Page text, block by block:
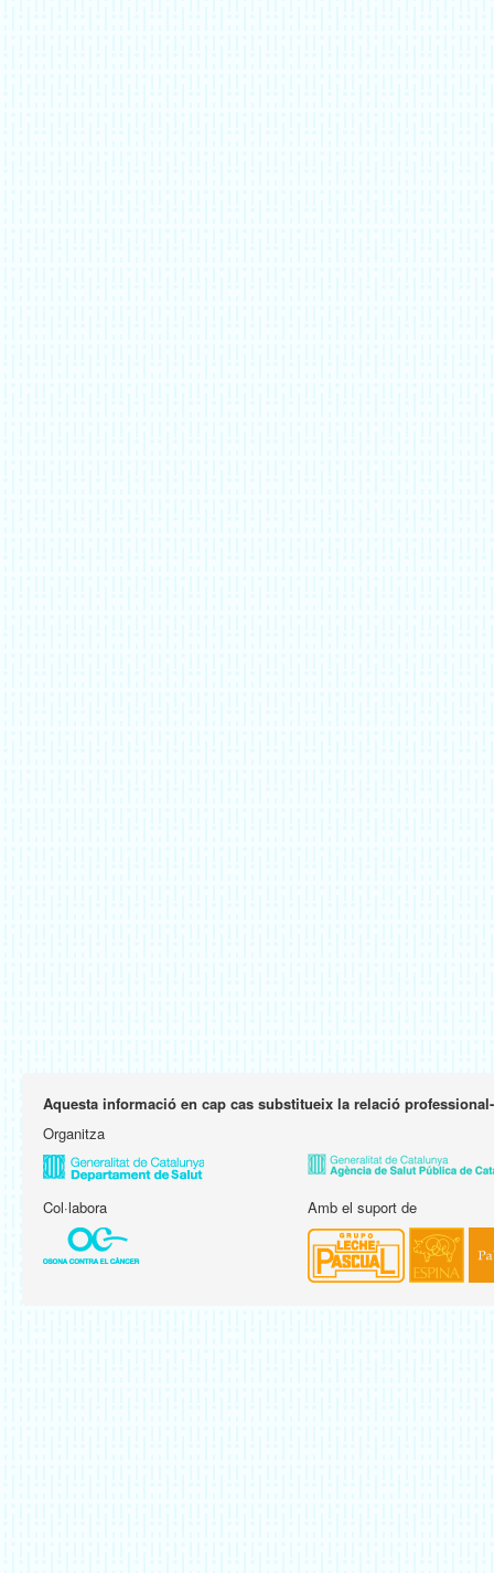
Aquesta informació en cap cas substitueix la relació
Organitza
Col·labora Amb el suport de